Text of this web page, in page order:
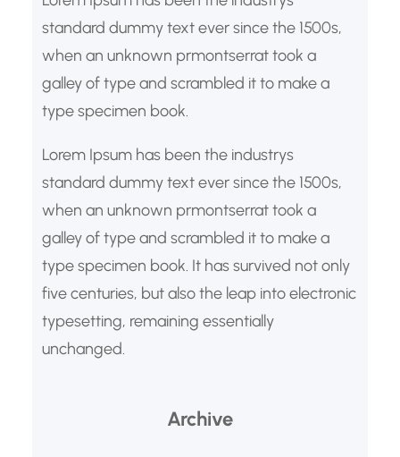
standard dummy text ever since the 1500s,
when an unknown prmontserrat took a
galley of type and scrambled it to make a
type specimen book.
Lorem Ipsum has been the industrys
standard dummy text ever since the 1500s,
when an unknown prmontserrat took a
galley of type and scrambled it to make a
type specimen book. It has survived not only
five centuries, but also the leap into electronic
typesetting, remaining essentially
unchanged.
Archive